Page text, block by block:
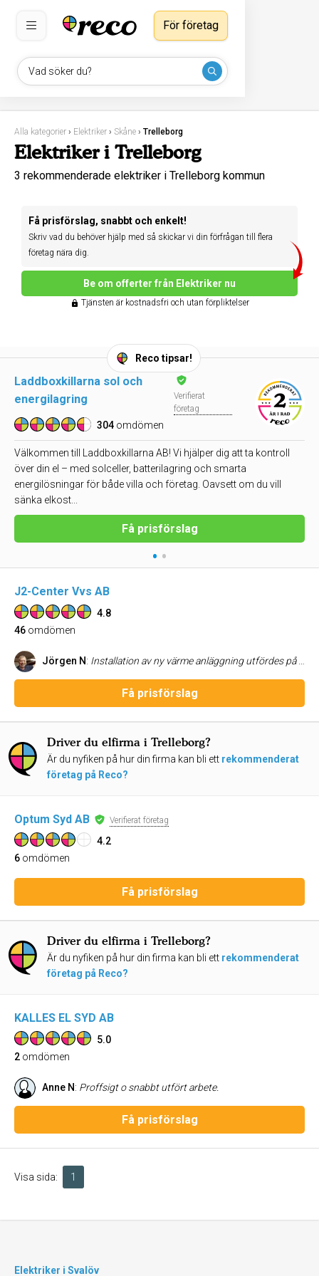
Vad söker du?
För företag
Alla kategorier › Elektriker › Skåne › Trelleborg
Elektriker i Trelleborg
3 rekommenderade elektriker i Trelleborg kommun
Få prisförslag, snabbt och enkelt!
Skriv vad du behöver hjälp med så skickar vi din förfrågan till flera
företag nära dig.
Be om offerter från Elektriker nu
Tjänsten är kostnadsfri och utan förpliktelser
Reco tipsar!
Laddboxkillarna sol och
energilagring
Verifierat
företag
304 omdömen
Välkommen till Laddboxkillarna AB! Vi hjälper dig att ta kontroll
över din el – med solceller, batterilagring och smarta
energilösningar för både villa och företag. Oavsett om du vill
sänka elkost...
Få prisförslag
• •
J2-Center Vvs AB
4.8
46 omdömen
Jörgen N: Installation av ny värme anläggning utfördes på ett mycket professionellt sätt och till vår stora belåtenhet. Nedmontering av den gamla anläggningen och bortforsling av denna fungerade klanderfritt, snabbt och effektivt. Ett mycket trevligt bemötande utav montörerna. Så våra förväntningar är mer än väl till belåtenhet.
Få prisförslag
Driver du elfirma i Trelleborg?
Är du nyfiken på hur din firma kan bli ett rekommenderat
företag på Reco?
Optum Syd AB Verifierat företag
4.2
6 omdömen
Få prisförslag
Driver du elfirma i Trelleborg?
Är du nyfiken på hur din firma kan bli ett rekommenderat
företag på Reco?
KALLES EL SYD AB
5.0
2 omdömen
Anne N: Proffsigt o snabbt utfört arbete.
Få prisförslag
Visa sida: 1
Elektriker i Svalöv